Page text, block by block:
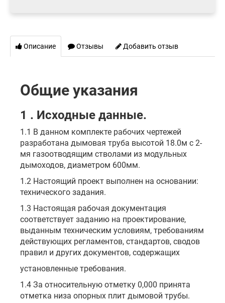
Описание Отзывы Добавить отзыв
Общие указания
1 . Исходные данные.
1.1 В данном комплекте рабочих чертежей
разработана дымовая труба высотой 18.0м с 2-
мя газоотводящим стволами из модульных
дымоходов, диаметром 600мм.
1.2 Настоящий проект выполнен на основании:
технического задания.
1.3 Настоящая рабочая документация
соответствует заданию на проектирование,
выданным техническим условиям, требованиям
действующих регламентов, стандартов, сводов
правил и других документов, содержащих
установленные требования.
1.4 За относительную отметку 0,000 принята
отметка низа опорных плит дымовой трубы.